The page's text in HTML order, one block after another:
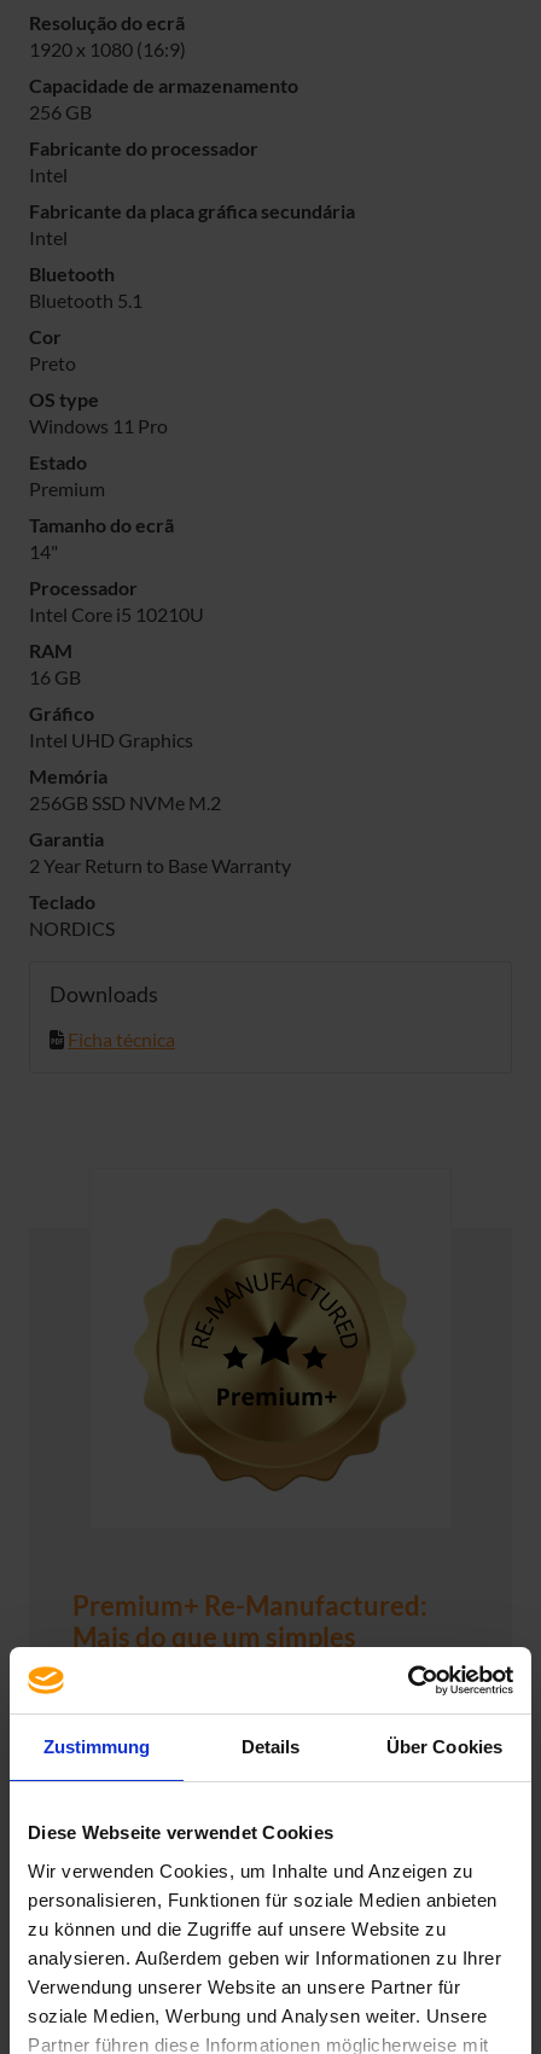
Zustimmung Details Über Cookies
Diese Webseite verwendet Cookies
Wir verwenden Cookies, um Inhalte und Anzeigen zu
personalisieren, Funktionen für soziale Medien anbieten
zu können und die Zugriffe auf unsere Website zu
analysieren. Außerdem geben wir Informationen zu Ihrer
Verwendung unserer Website an unsere Partner für
soziale Medien, Werbung und Analysen weiter. Unsere
Partner führen diese Informationen möglicherweise mit
Resolução do ecrã
1920 x 1080 (16:9)
Capacidade de armazenamento
256 GB
Fabricante do processador
Intel
Fabricante da placa gráfica secundária
Intel
Bluetooth
Bluetooth 5.1
Cor
Preto
OS type
Windows 11 Pro
Estado
Premium
Tamanho do ecrã
14"
Processador
Intel Core i5 10210U
RAM
16 GB
Gráfico
Intel UHD Graphics
Memória
256GB SSD NVMe M.2
Garantia
2 Year Return to Base Warranty
Teclado
NORDICS
Downloads
Ficha técnica
Premium+ Re-Manufactured:
Mais do que um simples
melhor aos nossos clientes – sem
compromissos. Isso significa:qualidade e
significativa em comparação com a compra de
novos equipamentos
. É por isso que
escolhemos disponibilizar hardware Re-
Manufactured em qualidade Premium+ –um
processo de revisão geral que supera
amplamente o refurbishing tradicional.
O nosso hardware Re-Manufactured estabelece
novos padrões em qualidade, sustentabilidade e